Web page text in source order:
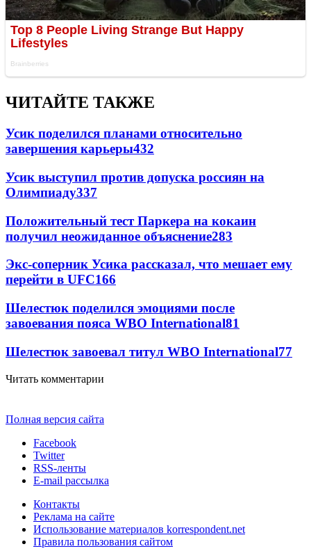
ЧИТАЙТЕ ТАКЖЕ
Усик поделился планами относительно
завершения карьеры432
Усик выступил против допуска россиян на
Олимпиаду337
Положительный тест Паркера на кокаин
получил неожиданное объяснение283
Экс-соперник Усика рассказал, что мешает ему
перейти в UFC166
Шелестюк поделился эмоциями после
завоевания пояса WBO International81
Шелестюк завоевал титул WBO International77
Читать комментарии
Полная версия сайта
Facebook
Twitter
RSS-ленты
E-mail рассылка
Контакты
Реклама на сайте
Использование материалов korrespondent.net
Правила пользования сайтом